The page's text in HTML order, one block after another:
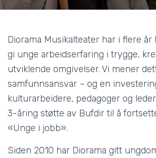
Diorama Musikalteater har i flere år
gi unge arbeidserfaring i trygge,
utviklende omgivelser. Vi mener
samfunnsansvar – og en
kulturarbeidere, pedagoger og
3-åring støtte av Bufdir til å
«Unge i jobb».
Siden 2010 har Diorama gitt